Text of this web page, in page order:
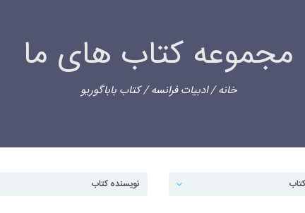
مجموعه کتاب های ما
خانه/ادبیات فرانسه/ کتاب باباگوریو